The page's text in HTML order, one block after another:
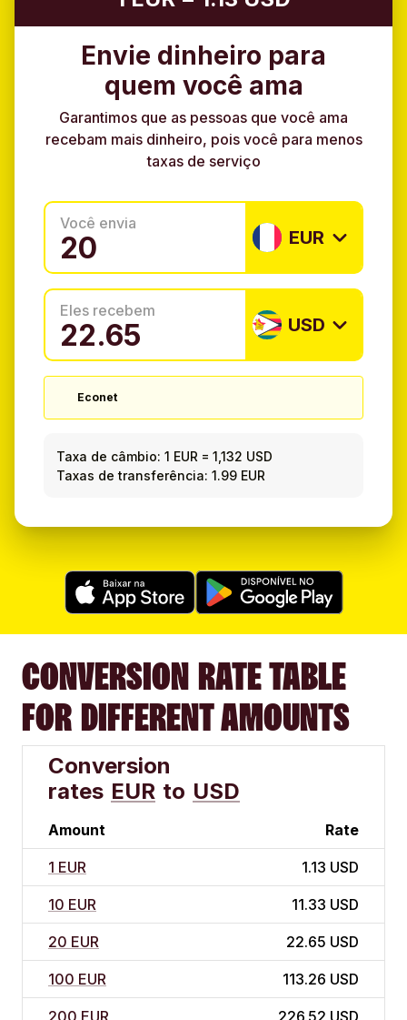
Envie dinheiro para
quem você ama
Garantimos que as pessoas que você ama
recebam mais dinheiro, pois você para menos
taxas de serviço
Você envia
EUR
Eles recebem
USD
Econet
Taxa de câmbio: 1 EUR =1,132 USD
Taxas de transferência: 1.99 EUR
CONVERSION RATE TABLE
FOR DIFFERENT AMOUNTS
Conversion
rates EUR to USD
Amount Rate
1 EUR 1.13 USD
10 EUR 11.33 USD
20 EUR 22.65 USD
100 EUR 113.26 USD